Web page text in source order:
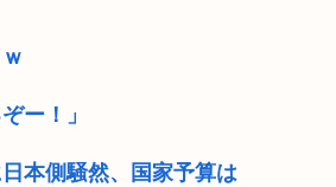
ー！」
本側騒然、国家予算は